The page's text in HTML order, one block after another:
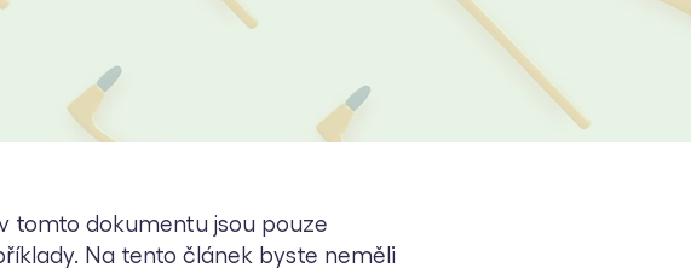
tomto dokumentu jsou pouze
Na tento článek byste neměli